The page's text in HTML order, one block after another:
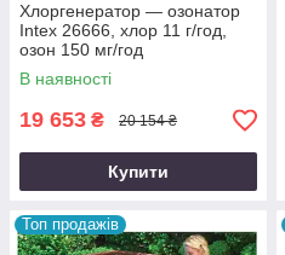
Хлоргенератор — озонатор
Intex 26666, хлор 11 г/год,
озон 150 мг/год
В наявності
19 653 ₴ 20 154 ₴
Купити
Топ продажів